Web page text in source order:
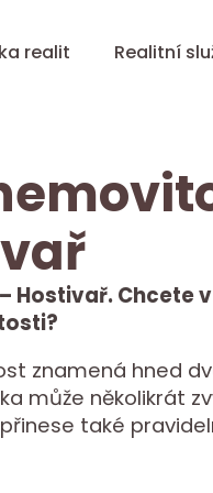
realit Realitní
Hostivař. Chcete v
znamená hned
může několikrát
také